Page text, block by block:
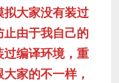
大家没有装过
由于我自己的
编译环境，重
家的不一样，